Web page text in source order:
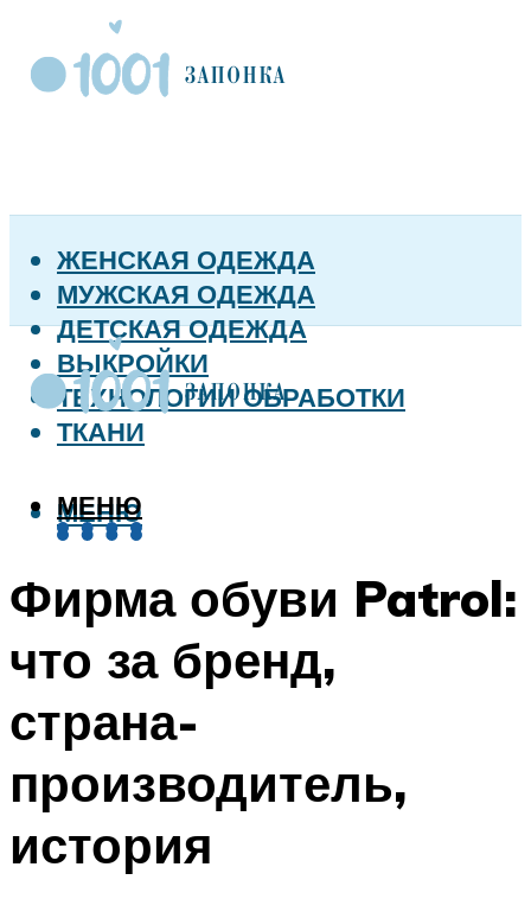
ЖЕНСКАЯ ОДЕЖДА
МУЖСКАЯ ОДЕЖДА
ДЕТСКАЯ ОДЕЖДА
ВЫКРОЙКИ
ТЕХНОЛОГИИ ОБРАБОТКИ
ТКАНИ
МЕНЮ
МЕНЮ
Фирма обуви Patrol:
что за бренд,
страна-
производитель,
история